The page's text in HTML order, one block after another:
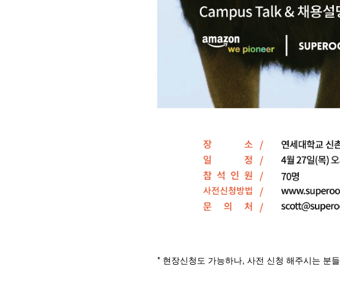
* 현장신청도 가능하나, 사전 신청 해주시는 분들